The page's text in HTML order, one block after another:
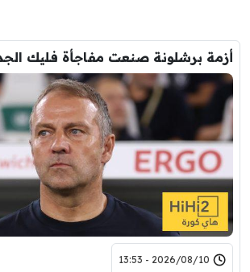
أزمة برشلونة صنعت مفاجأة فليك
2026/08/10 - 13:53